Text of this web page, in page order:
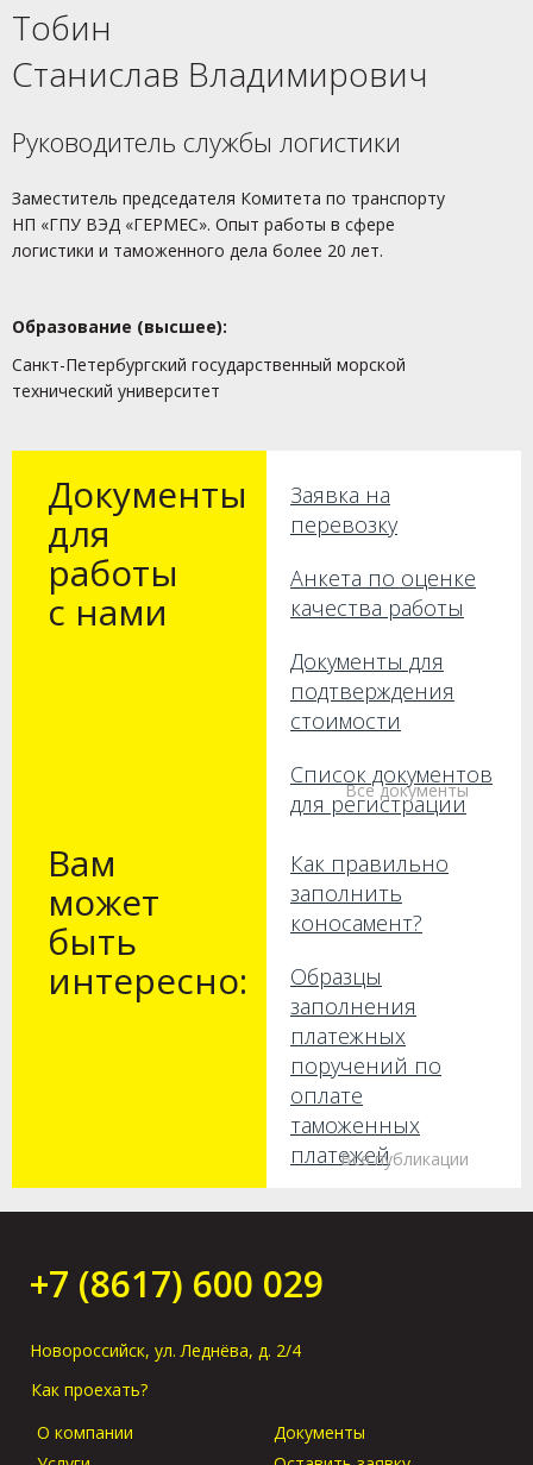
Тобин
Станислав Владимирович
Руководитель службы логистики
Заместитель председателя Комитета по транспорту
НП «ГПУ ВЭД «ГЕРМЕС». Опыт работы в сфере
логистики и таможенного дела более 20 лет.
Образование (высшее):
Санкт-Петербургский государственный морской
технический университет
Документы
для
работы
с нами
Заявка на
перевозку
Анкета по оценке
качества работы
Документы для
подтверждения
стоимости
Список документов
для регистрации
Все документы
Вам
может
быть
интересно:
Как правильно
заполнить
коносамент?
Образцы
заполнения
платежных
поручений по
оплате
таможенных
платежей
Как получить груз
оригиналов в
порту прибытия?
Все публикации
+7 (8617) 600 029
Новороссийск, ул. Леднёва, д. 2/4
Как проехать?
О компании
Документы